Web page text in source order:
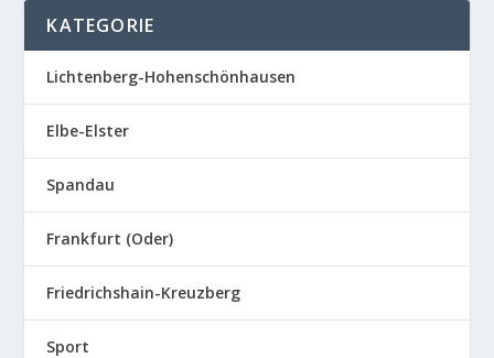
KATEGORIE
Lichtenberg-Hohenschönhausen
Elbe-Elster
Spandau
Frankfurt (Oder)
Friedrichshain-Kreuzberg
Sport